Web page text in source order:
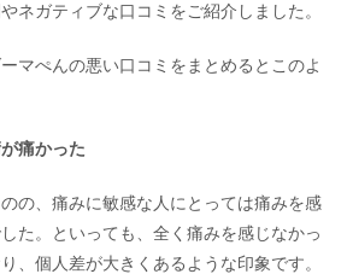
ネガティブな口コミをご紹介しました。
マぺんの悪い口コミをまとめるとこのよ
痛かった
の、痛みに敏感な人にとっては痛みを感
た。といっても、全く痛みを感じなかっ
、個人差が大きくあるような印象です。